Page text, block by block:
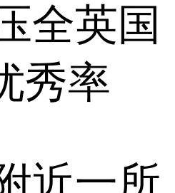
全英国
秀率
近一所